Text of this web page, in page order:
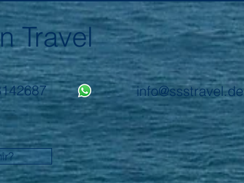
Travel
info@ssstravel.de